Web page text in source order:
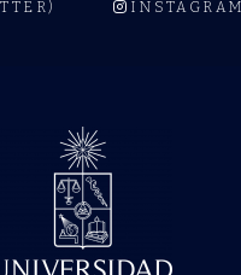
INSTAGRAM